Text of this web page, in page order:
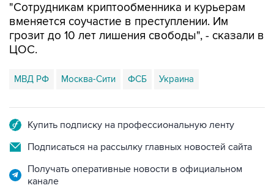
"Сотрудникам криптообменника и курьерам
вменяется соучастие в преступлении. Им
грозит до 10 лет лишения свободы", - сказали в
ЦОС.
МВД РФ Москва-Сити ФСБ Украина
Купить подписку на профессиональную ленту
Подписаться на рассылку главных новостей сайта
Получать оперативные новости в официальном
канале